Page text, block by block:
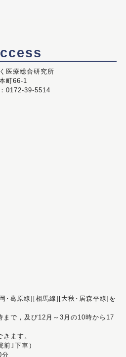
医療総合研究所
町66-1
0172-39-5514
･葛原線][相馬線][大秋･居森平線]を
で，及び12月～3月の10時から17
ます。
前｣下車）
分